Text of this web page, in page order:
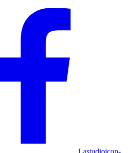
Lastudioicon-